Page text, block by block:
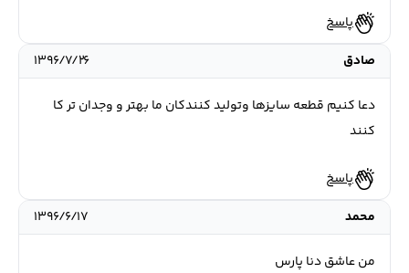
پاسخ
صادق
۱۳۹۶/۷/۲۶
دعا کنیم قطعه سایزها وتولید کنندکان ما بهتر و وجدان تر کا
کنند
پاسخ
محمد
۱۳۹۶/۶/۱۷
من عاشق دنا پارس